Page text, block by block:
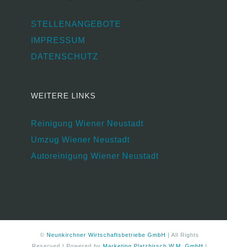
STELLENANGEBOTE
IMPRESSUM
DATENSCHUTZ
WEITERE LINKS
Reinigung Wiener Neustadt
Umzug Wiener Neustadt
Autoreinigung Wiener Neustadt
© Neunkirchner Wirtschaftsbetriebe GmbH | All Rights
Reserved | Powered by Marketing Platzhirsch W.M. GmbH |